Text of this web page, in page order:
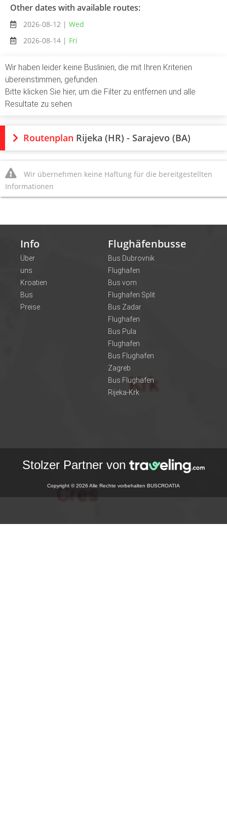
Other dates with available routes:
2026-08-12 | Wed
2026-08-14 | Fri
Wir haben leider keine Buslinien, die mit Ihren Kriterien
übereinstimmen, gefunden.
Bitte klicken Sie hier, um die Filter zu entfernen und alle
Resultate zu sehen
Routenplan Rijeka (HR) - Sarajevo (BA)
Wir übernehmen keine Haftung für die bereitgestellten
Informationen
Info
Über
uns
Kroatien
Bus
Preise
Flughäfenbusse
Bus Dubrovnik
Flughafen
Bus vom
Flughafen Split
Bus Zadar
Flughafen
Bus Pula
Flughafen
Bus Flughafen
Zagreb
Bus Flughafen
Rijeka-Krk
Stolzer Partner von
Copyright © 2026 Alle Rechte vorbehalten BUSCROATIA